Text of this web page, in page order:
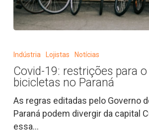
19:
restrições
para
o
setor
de
bicicletas
Indústria Lojistas Notícias
Covid-19: restrições para
bicicletas no Paraná
As regras editadas pelo Governo
Paraná podem divergir da capital
essa…